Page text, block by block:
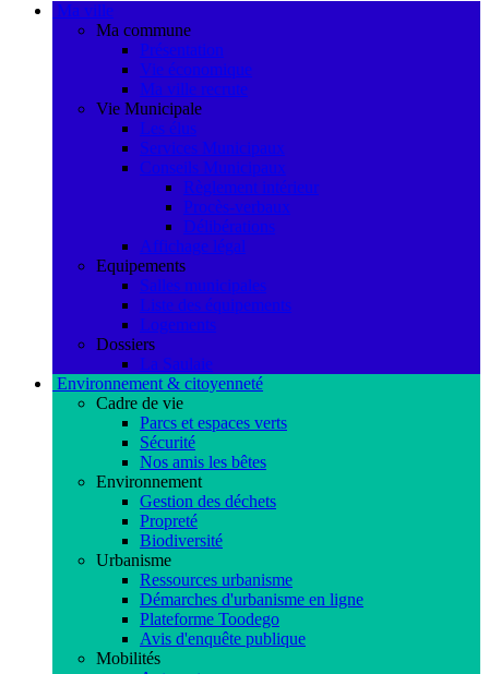
Ma ville
Ma commune
Présentation
Vie économique
Ma ville recrute
Vie Municipale
Les élus
Services Municipaux
Conseils Municipaux
Règlement intérieur
Procès-verbaux
Délibérations
Affichage légal
Equipements
Salles municipales
Liste des équipements
Logements
Dossiers
La Saulaie
Environnement & citoyenneté
Cadre de vie
Parcs et espaces verts
Sécurité
Nos amis les bêtes
Environnement
Gestion des déchets
Propreté
Biodiversité
Urbanisme
Ressources urbanisme
Démarches d'urbanisme en ligne
Plateforme Toodego
Avis d'enquête publique
Mobilités